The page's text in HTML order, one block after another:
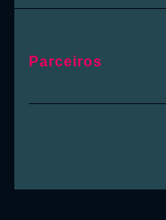
Parceiros